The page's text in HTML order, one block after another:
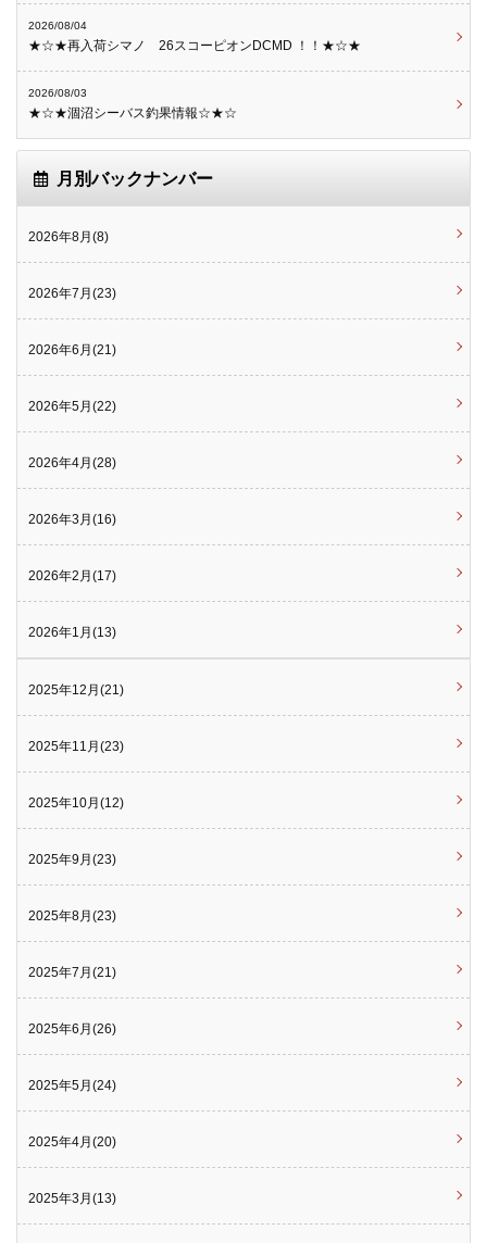
2026/08/04
★☆★再入荷シマノ 26スコーピオンDCMD ！！★☆★
2026/08/03
★☆★涸沼シーバス釣果情報☆★☆
月別バックナンバー
2026年8月(8)
2026年7月(23)
2026年6月(21)
2026年5月(22)
2026年4月(28)
2026年3月(16)
2026年2月(17)
2026年1月(13)
2025年12月(21)
2025年11月(23)
2025年10月(12)
2025年9月(23)
2025年8月(23)
2025年7月(21)
2025年6月(26)
2025年5月(24)
2025年4月(20)
2025年3月(13)